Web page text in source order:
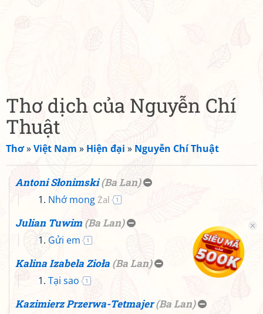
Thơ dịch của Nguyễn Chí
Thuật
Thơ»Việt Nam » Hiện đại » Nguyễn Chí Thuật
Antoni Słonimski (Ba Lan)
Nhớ mong Żal 1
Julian Tuwim (Ba Lan)
Gửi em 1
Kalina Izabela Zioła (Ba Lan)
Tại sao 1
Kazimierz Przerwa-Tetmajer (Ba Lan)